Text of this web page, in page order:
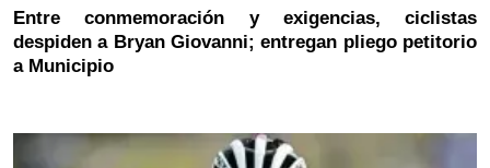
Entre conmemoración y exigencias, ciclistas
despiden a Bryan Giovanni; entregan pliego petitorio
a Municipio